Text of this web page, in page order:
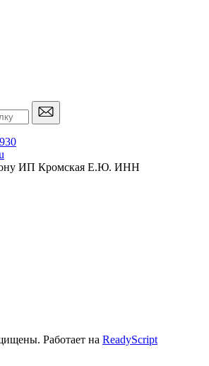
ИП Кромская Е.Ю. ИНН
Работает на ReadyScript